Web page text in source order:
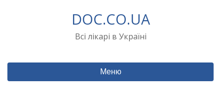
DOC.CO.UA
Всі лікарі в Україні
Меню